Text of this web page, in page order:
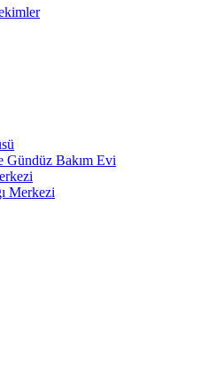
Gündüz Bakım Evi
Merkezi